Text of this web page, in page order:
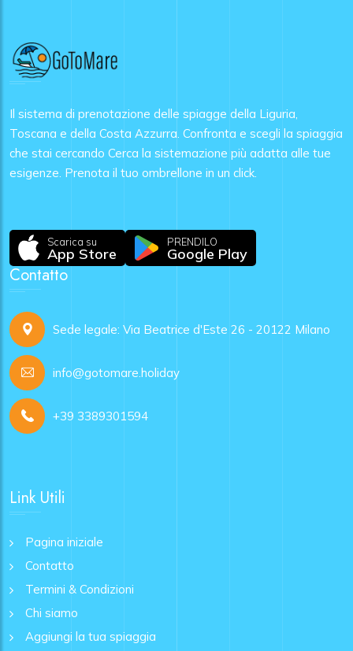
Il sistema di prenotazione delle spiagge della Liguria,
Toscana e della Costa Azzurra. Confronta e scegli la spiaggia
che stai cercando Cerca la sistemazione più adatta alle tue
esigenze. Prenota il tuo ombrellone in un click.
Scarica su
App Store
PRENDILO
Google Play
Contatto
Sede legale: Via Beatrice d'Este 26 - 20122 Milano
info@gotomare.holiday
+39 3389301594
Link Utili
Pagina iniziale
Contatto
Termini & Condizioni
Chi siamo
Aggiungi la tua spiaggia